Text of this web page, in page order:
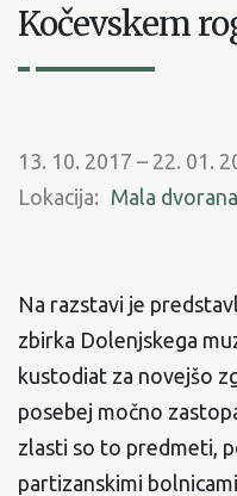
Kočevskem
13. 10. 2017 – 22. 01.
Lokacija: Mala dvorana
Na razstavi je
zbirka Dolenjskega
kustodiat za novejšo
posebej močno
zlasti so to predmeti,
partizanskimi